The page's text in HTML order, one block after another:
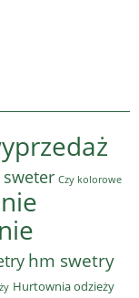
Czy kolorowe
hm swetry
Hurtownia odzieży